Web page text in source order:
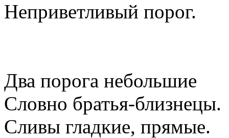
Неприветливый порог.
Два порога небольшие
Словно братья-близнецы.
Сливы гладкие, прямые.